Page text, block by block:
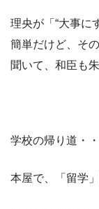
理央が「“大事に
簡単だけど、そ
聞いて、和臣も
学校の帰り道・・
本屋で、「留学